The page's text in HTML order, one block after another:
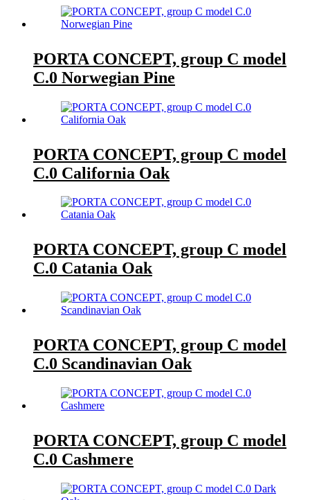
PORTA CONCEPT, group C model
C.0 Norwegian Pine
PORTA CONCEPT, group C model
C.0 California Oak
PORTA CONCEPT, group C model
C.0 Catania Oak
PORTA CONCEPT, group C model
C.0 Scandinavian Oak
PORTA CONCEPT, group C model
C.0 Cashmere